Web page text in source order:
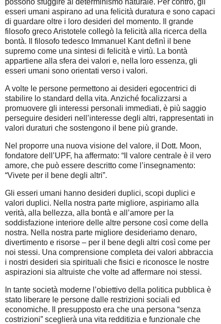
possono sfuggire al determinismo naturale. Per contro, gli
esseri umani aspirano ad una felicità duratura e sono capaci
di guardare oltre i loro desideri del momento. Il grande
filosofo greco Aristotele collegò la felicità alla ricerca della
bontà. Il filosofo tedesco Immanuel Kant definì il bene
supremo come una sintesi di felicità e virtù. La bontà
appartiene alla sfera dei valori e, nella loro essenza, gli
esseri umani sono orientati verso i valori.
A volte le persone permettono ai desideri egocentrici di
stabilire lo standard della vita. Anziché focalizzarsi a
promuovere gli interessi personali immediati, è più saggio
perseguire desideri nell’interesse degli altri, rappresentati in
valori duraturi che sostengono il bene più grande.
Nel proporre una nuova visione del valore, il Dott. Moon,
fondatore dell’UPF, ha affermato: “Il valore centrale è il vero
amore, che può essere descritto come l’insegnamento:
“Vivete per il bene degli altri”.
Gli esseri umani hanno desideri duplici, scopi duplici e
valori duplici. Nella nostra parte migliore, aspiriamo alla
verità, alla bellezza, alla bontà e all’amore per la
soddisfazione interiore delle altre persone così come della
nostra. Nella nostra parte migliore desideriamo denaro,
divertimento e risorse – per il bene degli altri così come per
noi stessi. Una comprensione completa dei valori abbraccia
i nostri desideri sia spirituali che fisici e riconosce le nostre
aspirazioni sia altruiste che volte ad affermare noi stessi.
In tante società moderne l’obiettivo della politica pubblica è
stato liberare le persone dalle restrizioni sociali ed
economiche. Il presupposto era che una persona “senza
costrizioni” sceglierà una vita redditizia e funzionale che